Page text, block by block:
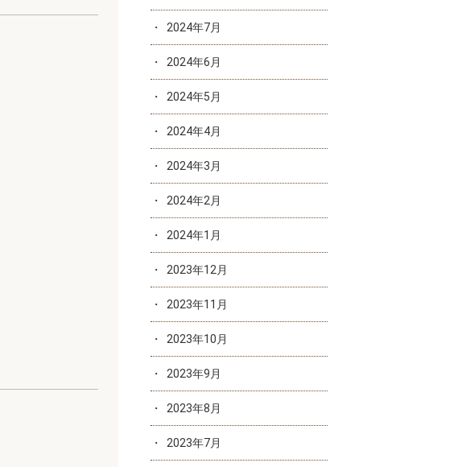
2024年7月
2024年6月
2024年5月
2024年4月
2024年3月
2024年2月
2024年1月
2023年12月
2023年11月
2023年10月
2023年9月
2023年8月
2023年7月